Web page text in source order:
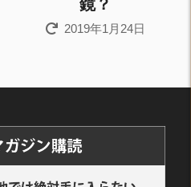
鏡？
2019年1月24日